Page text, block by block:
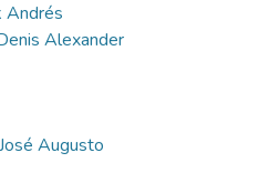
Andrés
Alexander
Augusto